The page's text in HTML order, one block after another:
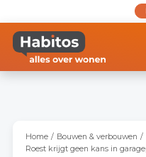
naar
inhoud
gaan
Home
Bouwen & verbouwen
Roest krijgt geen kans in